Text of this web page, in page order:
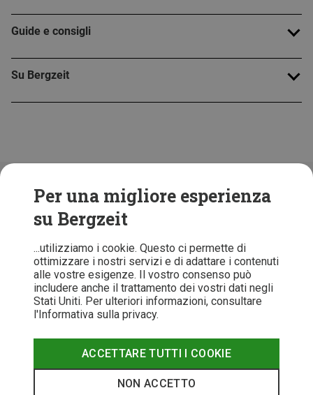
Per una migliore esperienza
su Bergzeit
...utilizziamo i cookie. Questo ci permette di
ottimizzare i nostri servizi e di adattare i contenuti
alle vostre esigenze. Il vostro consenso può
includere anche il trattamento dei vostri dati negli
Stati Uniti. Per ulteriori informazioni, consultare
l'Informativa sulla privacy.
ACCETTARE TUTTI I COOKIE
NON ACCETTO
Guide e consigli
Su Bergzeit
Informativa Privacy Recesso Note legali
© 2026 Bergzeit GmbH © Bergsport, Outdoor & Trekking Shop